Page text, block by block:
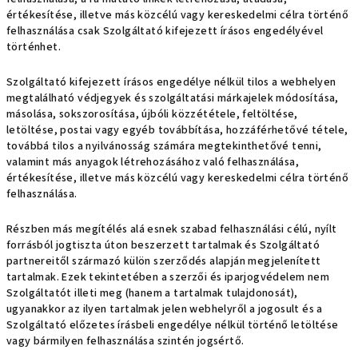
értékesítése, illetve más közcélú vagy kereskedelmi célra történő
felhasználása csak Szolgáltató kifejezett írásos engedélyével
történhet.
Szolgáltató kifejezett írásos engedélye nélkül tilos a webhelyen
megtalálható védjegyek és szolgáltatási márkajelek módosítása,
másolása, sokszorosítása, újbóli közzététele, feltöltése,
letöltése, postai vagy egyéb továbbítása, hozzáférhetővé tétele,
továbbá tilos a nyilvánosság számára megtekinthetővé tenni,
valamint más anyagok létrehozásához való felhasználása,
értékesítése, illetve más közcélú vagy kereskedelmi célra történő
felhasználása.
Részben más megítélés alá esnek szabad felhasználási célú, nyílt
forrásból jogtiszta úton beszerzett tartalmak és Szolgáltató
partnereitől származó külön szerződés alapján megjelenített
tartalmak. Ezek tekintetében a szerzői és iparjogvédelem nem
Szolgáltatót illeti meg (hanem a tartalmak tulajdonosát),
ugyanakkor az ilyen tartalmak jelen webhelyről a jogosult és a
Szolgáltató előzetes írásbeli engedélye nélkül történő letöltése
vagy bármilyen felhasználása szintén jogsértő.